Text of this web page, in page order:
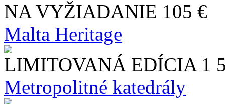
NA VYŽIADANIE 105 €
Malta Heritage
LIMITOVANÁ EDÍCIA 1
Metropolitné katedrály